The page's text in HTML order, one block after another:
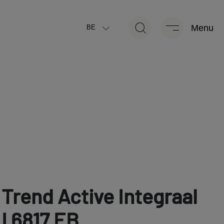
BE Menu
Trend Active Integraal
Door de fabrikant opgegeven